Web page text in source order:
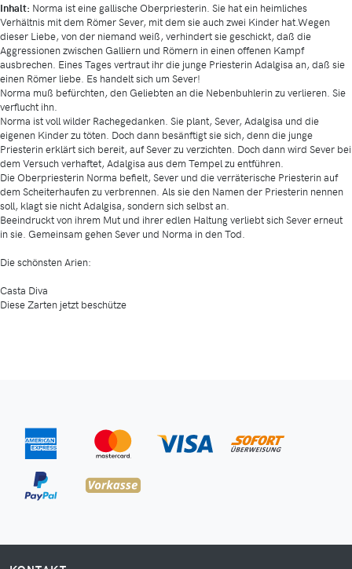
Inhalt: Norma ist eine gallische Oberpriesterin. Sie hat ein heimliches
Verhältnis mit dem Römer Sever, mit dem sie auch zwei Kinder hat.Wegen
dieser Liebe, von der niemand weiß, verhindert sie geschickt, daß die
Aggressionen zwischen Galliern und Römern in einen offenen Kampf
ausbrechen. Eines Tages vertraut ihr die junge Priesterin Adalgisa an, daß sie
einen Römer liebe. Es handelt sich um Sever!
Norma muß befürchten, den Geliebten an die Nebenbuhlerin zu verlieren. Sie
verflucht ihn.
Norma ist voll wilder Rachegedanken. Sie plant, Sever, Adalgisa und die
eigenen Kinder zu töten. Doch dann besänftigt sie sich, denn die junge
Priesterin erklärt sich bereit, auf Sever zu verzichten. Doch dann wird Sever bei
dem Versuch verhaftet, Adalgisa aus dem Tempel zu entführen.
Die Oberpriesterin Norma befielt, Sever und die verräterische Priesterin auf
dem Scheiterhaufen zu verbrennen. Als sie den Namen der Priesterin nennen
soll, klagt sie nicht Adalgisa, sondern sich selbst an.
Beeindruckt von ihrem Mut und ihrer edlen Haltung verliebt sich Sever erneut
in sie. Gemeinsam gehen Sever und Norma in den Tod.
Die schönsten Arien:
Casta Diva
Diese Zarten jetzt beschütze